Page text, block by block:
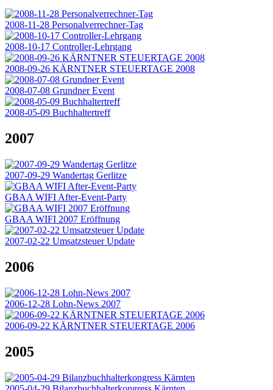
2008-11-28 Personalverrechner-Tag
2008-10-17 Controller-Lehrgang
2008-09-26 KÄRNTNER STEUERTAGE 2008
2008-07-08 Grundner Event
2008-05-09 Buchhaltertreff
2007
2007-09-29 Wandertag Gerlitze
GBAA WIFI After-Event-Party
GBAA WIFI 2007 Eröffnung
2007-02-22 Umsatzsteuer Update
2006
2006-12-28 Lohn-News 2007
2006-09-22 KÄRNTNER STEUERTAGE 2006
2005